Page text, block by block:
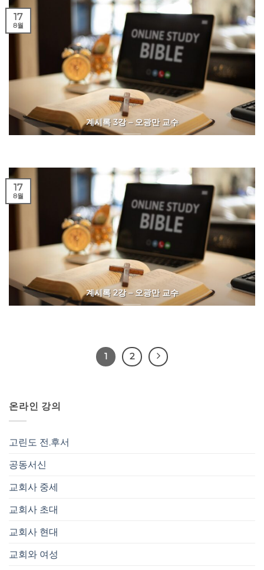
계시록 3강 – 오광만 교수
17
8월
계시록 2강 – 오광만 교수
17
8월
1 2
온라인 강의
고린도 전.후서
공동서신
교회사 중세
교회사 초대
교회사 현대
교회와 여성